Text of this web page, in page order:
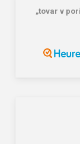
Bagmaster EASY 22
„tovar v